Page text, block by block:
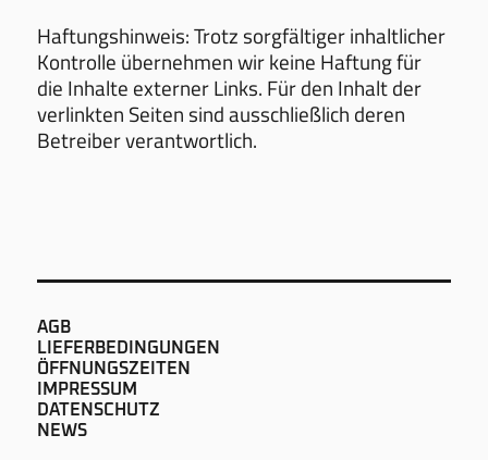
Haftungshinweis: Trotz sorgfältiger inhaltlicher
Kontrolle übernehmen wir keine Haftung für
die Inhalte externer Links. Für den Inhalt der
verlinkten Seiten sind ausschließlich deren
Betreiber verantwortlich.
AGB
LIEFERBEDINGUNGEN
ÖFFNUNGSZEITEN
IMPRESSUM
DATENSCHUTZ
NEWS